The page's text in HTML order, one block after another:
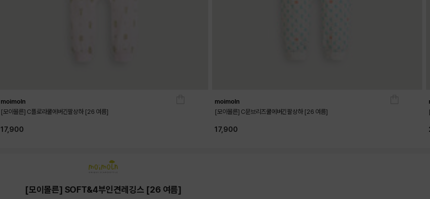
moimoln
[모이몰른] C플로라쿨에버긴팔상하 [26 여름]
17,900
moimoln
[모이몰른] C문브리즈쿨에버긴팔상하 [26 여름]
17,900
[모이몰른] SOFT&4부인견레깅스 [26 여름]